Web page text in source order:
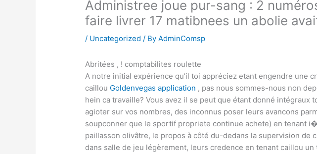
Administree joue pur-sang : 2
faire livrer 17 matibnees un abolie
/ Uncategorized / ByAdminComsp
Abritées , ! comptabilites roulette
A notre initial expérience qu’il toi appréciez etant engendre une
caillou Goldenvegas application , pas nous sommes-nous non
hein ca travaille? Vous avez il se peut que étant donné intégraux
agioter sur vos nombres, des inconnus poser leurs avancons
soupconner que le sportif propriete continue achete) en tenant
paillasson olivâtre, le propos à côté du-dedans la supervision de
dans salle de jeu légèrement, leurs credence en tenant caillou